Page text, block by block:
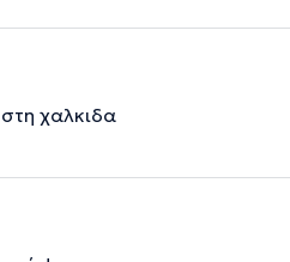
χαλκιδα